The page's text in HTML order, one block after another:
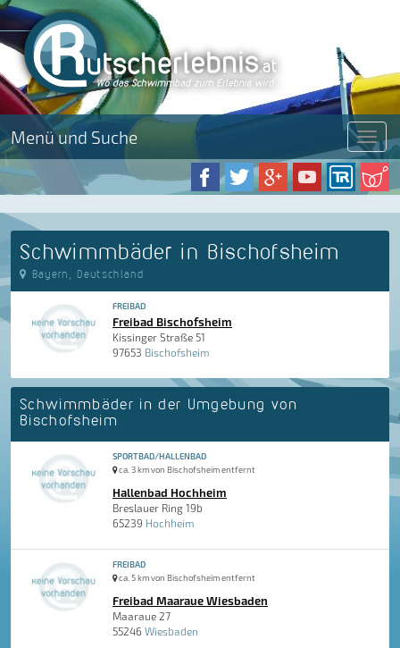
Menü und Suche Menü
Schwimmbäder in Bischofsheim
Bayern, Deutschland
FREIBAD
Freibad Bischofsheim
Kissinger Straße 51
97653 Bischofsheim
Schwimmbäder in der Umgebung von
Bischofsheim
SPORTBAD/HALLENBAD
ca. 3 km von Bischofsheim entfernt
Hallenbad Hochheim
Breslauer Ring 19b
65239 Hochheim
FREIBAD
ca. 5 km von Bischofsheim entfernt
Freibad Maaraue Wiesbaden
Maaraue 27
55246 Wiesbaden